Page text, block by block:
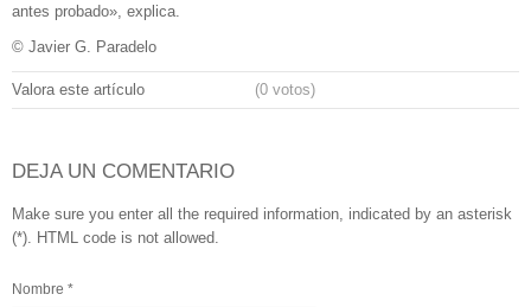
antes probado», explica.
© Javier G. Paradelo
Valora este artículo (0 votos)
DEJA UN COMENTARIO
Make sure you enter all the required information, indicated by an asterisk
(*). HTML code is not allowed.
Nombre *